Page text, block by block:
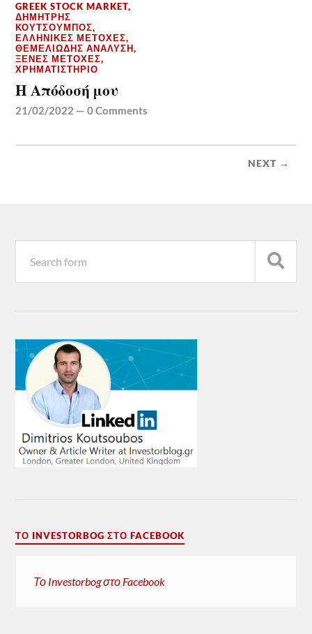
GREEK STOCK MARKET,
ΔΗΜΉΤΡΗΣ
ΚΟΥΤΣΟΥΜΠΌΣ,
ΕΛΛΗΝΙΚΈΣ ΜΕΤΟΧΈΣ,
ΘΕΜΕΛΙΏΔΗΣ ΑΝΆΛΥΣΗ,
ΞΈΝΕΣ ΜΕΤΟΧΈΣ,
ΧΡΗΜΑΤΙΣΤΉΡΙΟ
Η Απόδοσή μου
21/02/2022 —0 Comments
NEXT →
ΤΟ INVESTORBOG ΣΤΟ FACEBOOK
Το Investorbog στο Facebook